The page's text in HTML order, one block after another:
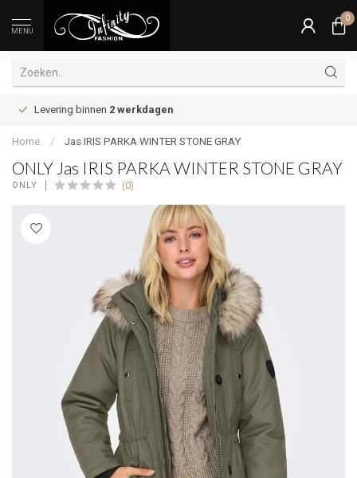
MENU
0
Levering binnen 2 werkdagen
Home / Jas IRIS PARKA WINTER STONE GRAY
ONLY Jas IRIS PARKA WINTER STONE GRAY
ONLY (0)